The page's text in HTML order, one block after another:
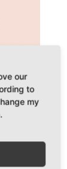
our
to
my